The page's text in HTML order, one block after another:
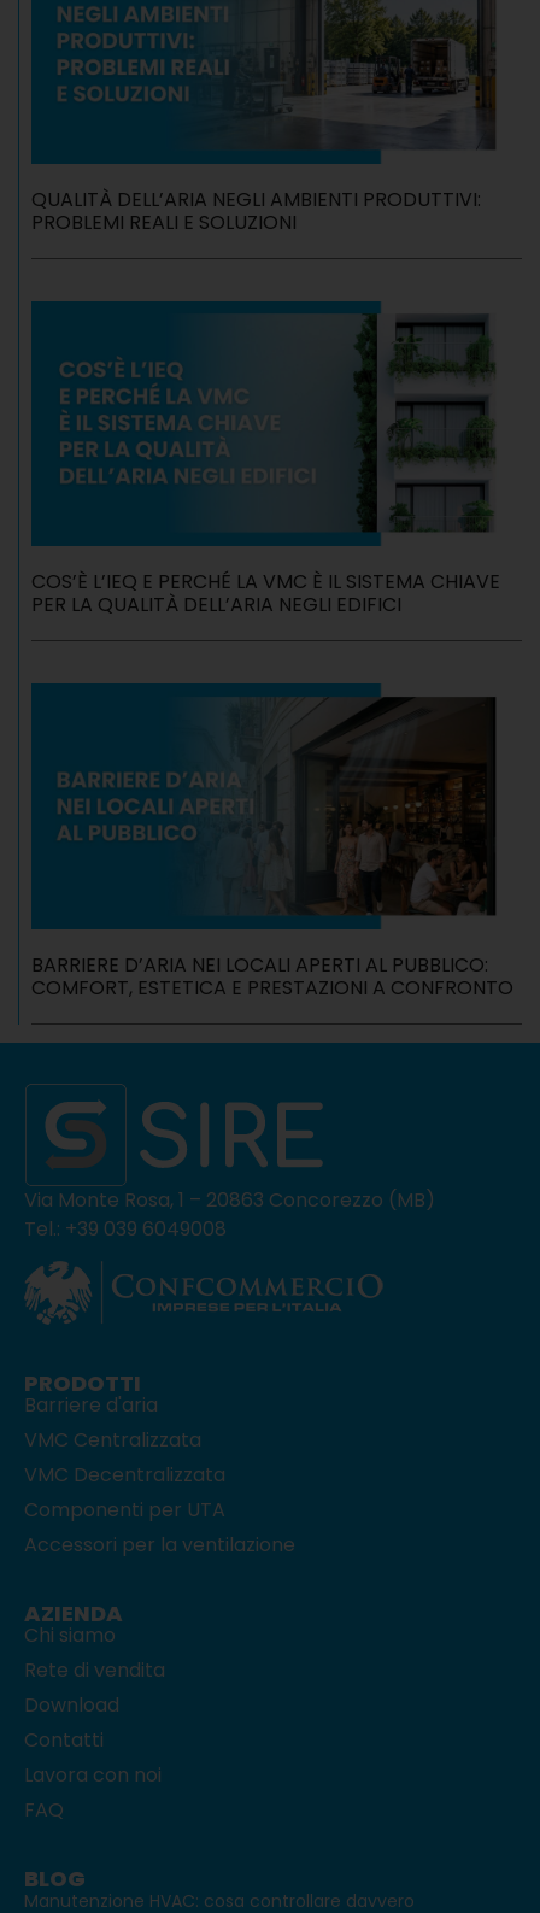
QUALITÀ DELL’ARIA NEGLI AMBIENTI PRODUTTIVI:
PROBLEMI REALI E SOLUZIONI
COS’È L’IEQ E PERCHÉ LA VMC È IL SISTEMA CHIAVE
PER LA QUALITÀ DELL’ARIA NEGLI EDIFICI
BARRIERE D’ARIA NEI LOCALI APERTI AL PUBBLICO:
COMFORT, ESTETICA E PRESTAZIONI A CONFRONTO
Via Monte Rosa, 1 – 20863 Concorezzo (MB)
Tel.: +39 039 6049008
PRODOTTI
Barriere d'aria
VMC Centralizzata
VMC Decentralizzata
Componenti per UTA
Accessori per la ventilazione
AZIENDA
Chi siamo
Rete di vendita
Download
Contatti
Lavora con noi
FAQ
BLOG
Manutenzione HVAC: cosa controllare davvero